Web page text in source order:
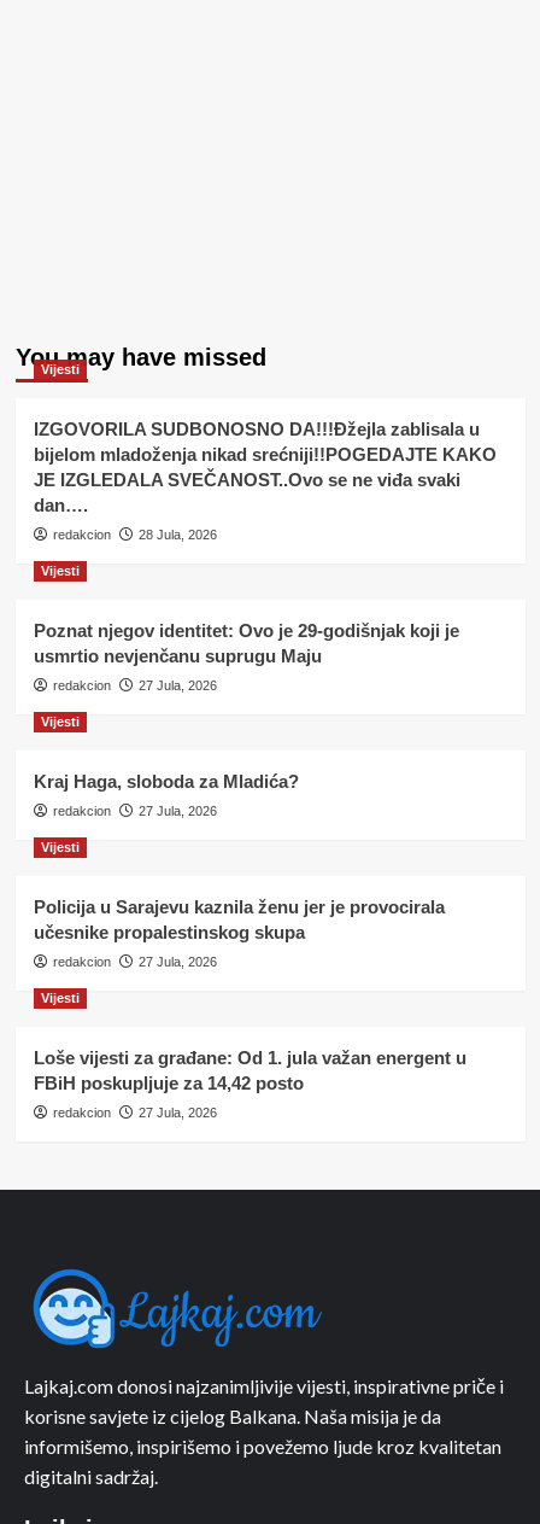
You may have missed
Vijesti
IZGOVORILA SUDBONOSNO DA!!!Đžejla zablisala u
bijelom mladoženja nikad srećniji!!POGEDAJTE KAKO
JE IZGLEDALA SVEČANOST..Ovo se ne viđa svaki
dan….
redakcion 28 Jula, 2026
Vijesti
Poznat njegov identitet: Ovo je 29-godišnjak koji je
usmrtio nevjenčanu suprugu Maju
redakcion 27 Jula, 2026
Vijesti
Kraj Haga, sloboda za Mladića?
redakcion 27 Jula, 2026
Vijesti
Policija u Sarajevu kaznila ženu jer je provocirala
učesnike propalestinskog skupa
redakcion 27 Jula, 2026
Vijesti
Loše vijesti za građane: Od 1. jula važan energent u
FBiH poskupljuje za 14,42 posto
redakcion 27 Jula, 2026
Lajkaj.com donosi najzanimljivije vijesti, inspirativne priče i
korisne savjete iz cijelog Balkana. Naša misija je da
informišemo, inspirišemo i povežemo ljude kroz kvalitetan
digitalni sadržaj.